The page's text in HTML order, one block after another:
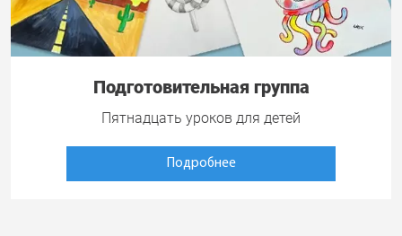
Подготовительная группа
Пятнадцать уроков для детей
Подробнее